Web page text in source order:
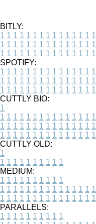
BITLY:
1 1 1 1 1 1 1 1 1 1 1 1 1 1 1
1 1 1 1 1 1 1 1 1 1 1 1 1 1 1
1 1 1 1 1 1 1 1 1 1 1 1 1 1 1
SPOTIFY:
1 1 1 1 1 1 1 1 1 1 1 1 1 1 1
1 1 1 1 1 1 1 1 1 1 1 1 1 1 1
1 1 1 1 1 1 1 1 1 1 1 1 1 1 1
CUTTLY BIO:
1
1 1 1 1 1 1 1 1 1 1 1 1 1 1 1
1 1 1 1 1 1 1 1 1 1 1 1 1 1 1
1 1 1 1 1 1 1 1 1 1 1 1 1 1 1
CUTTLY OLD:
1
1 1 1 1 1 1 1 1 1 1
MEDIUM:
1 1 1 1 1 1 1 1 1 1
1 1 1 1 1 1 1 1 1 1 1 1 1 1 1
1 1 1 1 1 1 1 1 1 1 1 1 1 1 1
PARALLELS:
1 1 1 1 1 1 1 1 1 1